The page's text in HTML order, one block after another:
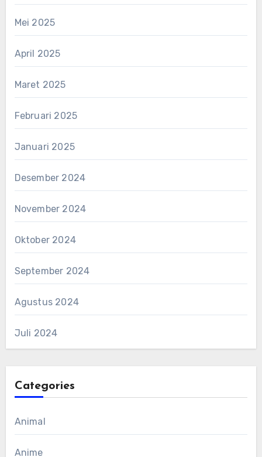
Mei 2025
April 2025
Maret 2025
Februari 2025
Januari 2025
Desember 2024
November 2024
Oktober 2024
September 2024
Agustus 2024
Juli 2024
Categories
Animal
Anime